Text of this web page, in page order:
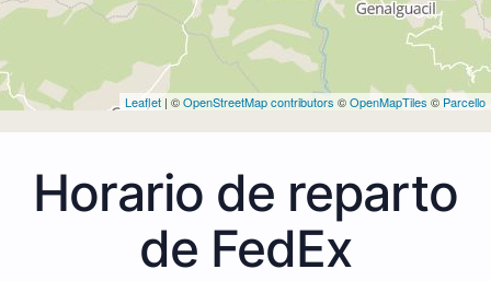
Leaflet | ©OpenStreetMap contributors ©OpenMapTiles © Parcello
Horario de reparto
de FedEx